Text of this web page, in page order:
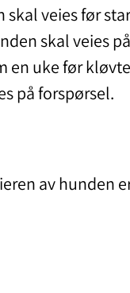
veies før
skal veies på
en uke før
på forspørsel.
av hunden